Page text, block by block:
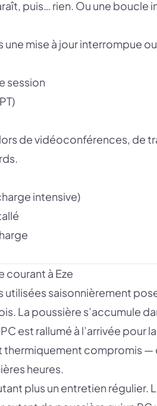
puis… rien. Ou une boucle
mise à jour interrompue
session
de vidéoconférences, de
intensive)
courant à Eze
saisonnièrement
La poussière s’accumule
est rallumé à l’arrivée pour
thermiquement compromis
heures.
plus un entretien régulier.